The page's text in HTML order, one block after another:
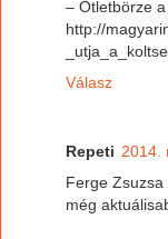
– Ötletbörze
http://
Válasz
Repeti 2014.
Ferge
még